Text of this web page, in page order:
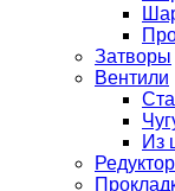
Затворы
Вентили
Из